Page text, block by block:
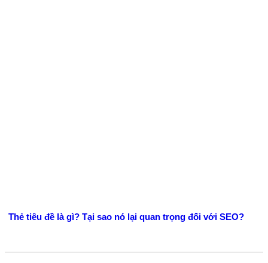
Thẻ tiêu đề là gì? Tại sao nó lại quan trọng đối với SEO?